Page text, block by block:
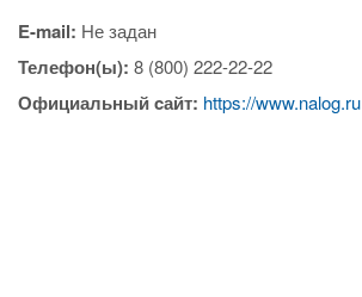
E-mail: Не задан
Телефон(ы): 8 (800) 222-22-22
Официальный cайт: https://www.nalog.ru